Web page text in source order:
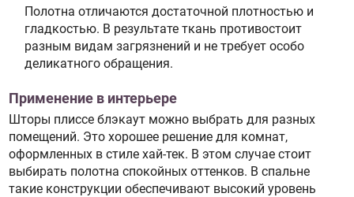
Полотна отличаются достаточной плотностью и
гладкостью. В результате ткань противостоит
разным видам загрязнений и не требует особо
деликатного обращения.
Применение в интерьере
Шторы плиссе блэкаут можно выбрать для разных
помещений. Это хорошее решение для комнат,
оформленных в стиле хай-тек. В этом случае стоит
выбирать полотна спокойных оттенков. В спальне
такие конструкции обеспечивают высокий уровень